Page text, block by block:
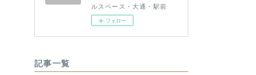
ルスペース・大通・駅前
フォロー
記事一覧